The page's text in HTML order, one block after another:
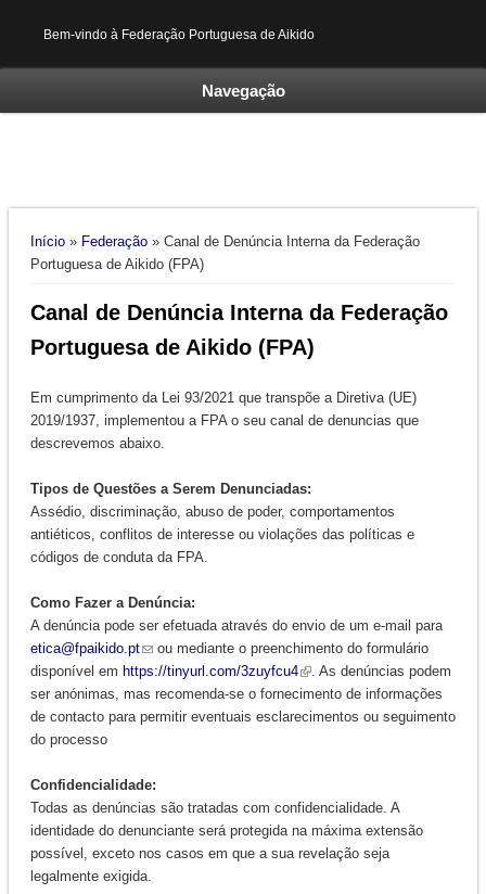
Bem-vindo à Federação Portuguesa de Aikido
Navegação
Está aqui
Início» Federação» Canal de Denúncia Interna da Federação
Portuguesa de Aikido (FPA)
Canal de Denúncia Interna da Federação
Portuguesa de Aikido (FPA)
Em cumprimento da Lei 93/2021 que transpõe a Diretiva (UE)
2019/1937, implementou a FPA o seu canal de denuncias que
descrevemos abaixo.
Tipos de Questões a Serem Denunciadas:
Assédio, discriminação, abuso de poder, comportamentos
antiéticos, conflitos de interesse ou violações das políticas e
códigos de conduta da FPA.
Como Fazer a Denúncia:
A denúncia pode ser efetuada através do envio de um e-mail para
etica@fpaikido.pt
ou mediante o preenchimento do formulário
disponível em https://tinyurl.com/3zuyfcu4
. As denúncias podem
ser anónimas, mas recomenda-se o fornecimento de informações
de contacto para permitir eventuais esclarecimentos ou seguimento
do processo
Confidencialidade:
Todas as denúncias são tratadas com confidencialidade. A
identidade do denunciante será protegida na máxima extensão
possível, exceto nos casos em que a sua revelação seja
legalmente exigida.